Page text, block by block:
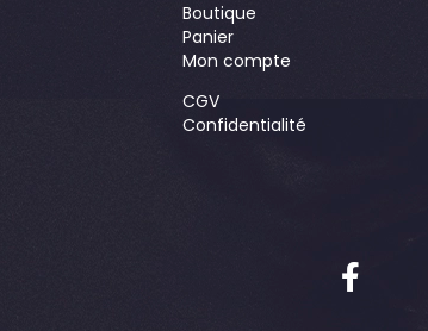
Boutique
Panier
Mon compte
CGV
Confidentialité